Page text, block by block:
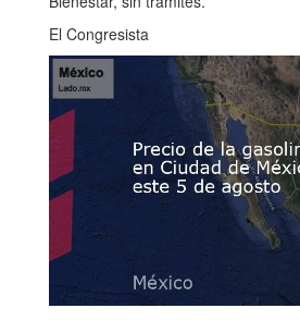
El Congresista